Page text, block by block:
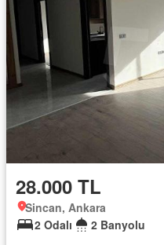
28.000 TL
Sincan, Ankara
2 Odalı
2 Banyolu